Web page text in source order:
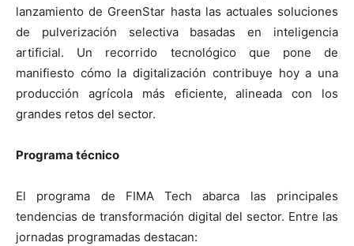
lanzamiento de GreenStar hasta las actuales soluciones
de pulverización selectiva basadas en inteligencia
artificial. Un recorrido tecnológico que pone de
manifiesto cómo la digitalización contribuye hoy a una
producción agrícola más eficiente, alineada con los
grandes retos del sector.
Programa técnico
El programa de FIMA Tech abarca las principales
tendencias de transformación digital del sector. Entre las
jornadas programadas destacan: